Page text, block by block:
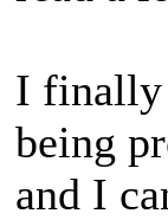
I finally
being
and I